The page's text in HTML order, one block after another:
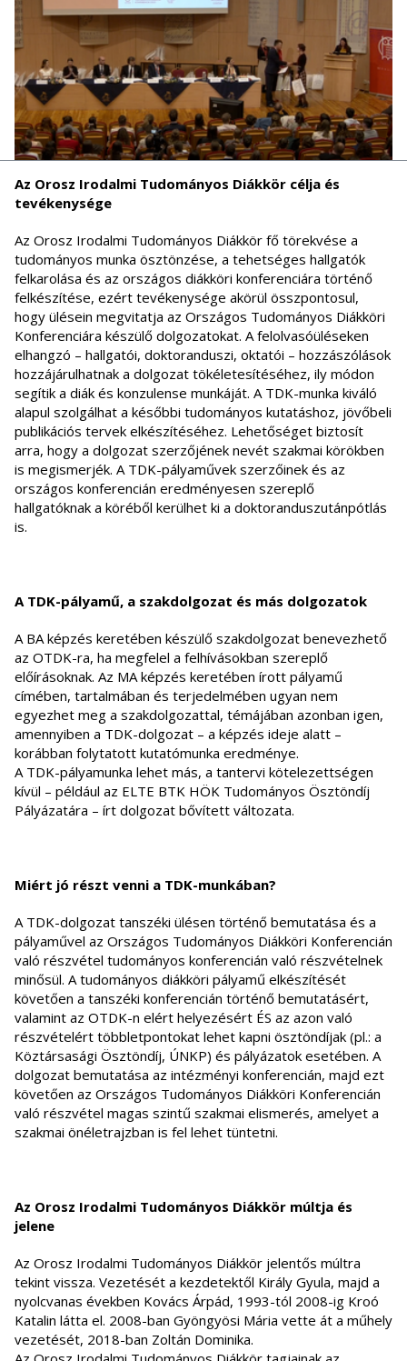
Az Orosz Irodalmi Tudományos Diákkör célja és
tevékenysége
Az Orosz Irodalmi Tudományos Diákkör fő törekvése a
tudományos munka ösztönzése, a tehetséges hallgatók
felkarolása és az országos diákköri konferenciára történő
felkészítése, ezért tevékenysége akörül összpontosul,
hogy ülésein megvitatja az Országos Tudományos Diákköri
Konferenciára készülő dolgozatokat. A felolvasóüléseken
elhangzó – hallgatói, doktoranduszi, oktatói – hozzászólások
hozzájárulhatnak a dolgozat tökéletesítéséhez, ily módon
segítik a diák és konzulense munkáját. A TDK-munka kiváló
alapul szolgálhat a későbbi tudományos kutatáshoz, jövőbeli
publikációs tervek elkészítéséhez. Lehetőséget biztosít
arra, hogy a dolgozat szerzőjének nevét szakmai körökben
is megismerjék. A TDK-pályaművek szerzőinek és az
országos konferencián eredményesen szereplő
hallgatóknak a köréből kerülhet ki a doktoranduszutánpótlás
is.
A TDK-pályamű, a szakdolgozat és más dolgozatok
A BA képzés keretében készülő szakdolgozat benevezhető
az OTDK-ra, ha megfelel a felhívásokban szereplő
előírásoknak. Az MA képzés keretében írott pályamű
címében, tartalmában és terjedelmében ugyan nem
egyezhet meg a szakdolgozattal, témájában azonban igen,
amennyiben a TDK-dolgozat – a képzés ideje alatt –
korábban folytatott kutatómunka eredménye.
A TDK-pályamunka lehet más, a tantervi kötelezettségen
kívül – például az ELTE BTK HÖK Tudományos Ösztöndíj
Pályázatára – írt dolgozat bővített változata.
Miért jó részt venni a TDK-munkában?
A TDK-dolgozat tanszéki ülésen történő bemutatása és a
pályaművel az Országos Tudományos Diákköri Konferencián
való részvétel tudományos konferencián való részvételnek
minősül. A tudományos diákköri pályamű elkészítését
követően a tanszéki konferencián történő bemutatásért,
valamint az OTDK-n elért helyezésért ÉS az azon való
részvételért többletpontokat lehet kapni ösztöndíjak (pl.: a
Köztársasági Ösztöndíj, ÚNKP) és pályázatok esetében. A
dolgozat bemutatása az intézményi konferencián, majd ezt
követően az Országos Tudományos Diákköri Konferencián
való részvétel magas szintű szakmai elismerés, amelyet a
szakmai önéletrajzban is fel lehet tüntetni.
Az Orosz Irodalmi Tudományos Diákkör múltja és
jelene
Az Orosz Irodalmi Tudományos Diákkör jelentős múltra
tekint vissza. Vezetését a kezdetektől Király Gyula, majd a
nyolcvanas években Kovács Árpád, 1993-tól 2008-ig Kroó
Katalin látta el. 2008-ban Gyöngyösi Mária vette át a műhely
vezetését, 2018-ban Zoltán Dominika.